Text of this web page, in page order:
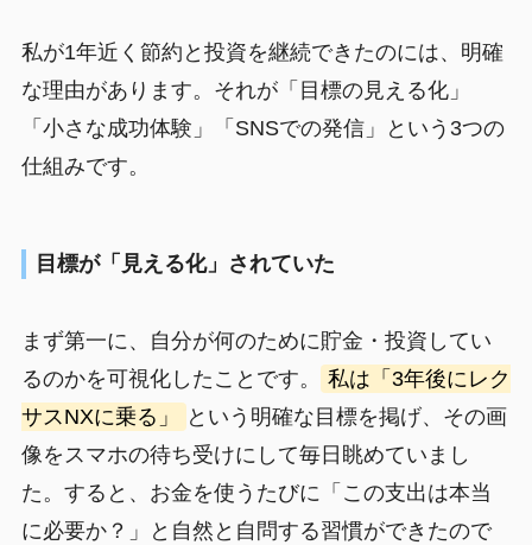
私が1年近く節約と投資を継続できたのには、明確
な理由があります。それが「目標の見える化」
「小さな成功体験」「SNSでの発信」という3つの
仕組みです。
目標が「見える化」されていた
まず第一に、自分が何のために貯金・投資してい
るのかを可視化したことです。
私は「3年後にレク
サスNXに乗る」
という明確な目標を掲げ、その画
像をスマホの待ち受けにして毎日眺めていまし
た。すると、お金を使うたびに「この支出は本当
に必要か？」と自然と自問する習慣ができたので